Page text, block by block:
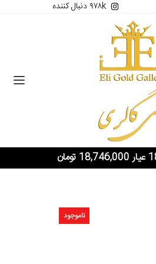
۹۷۸k دنبال کننده
ناموجود